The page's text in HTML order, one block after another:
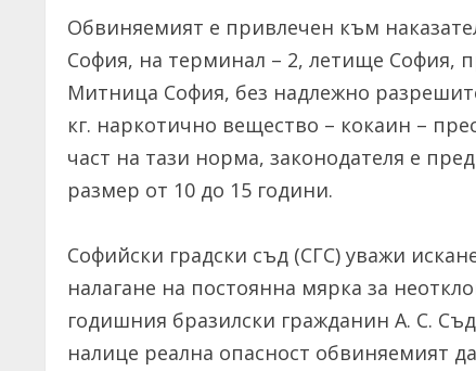
Обвиняемият е привлечен към
София, на терминал – 2, летище София,
Митница София, без надлежно
кг. наркотично вещество – кокаин –
част на тази норма, законодателя е
размер от 10 до 15 години.
Софийски градски съд (СГС) уважи
налагане на постоянна мярка за
годишния бразилски гражданин А. С.
налице реална опасност обвиняемият